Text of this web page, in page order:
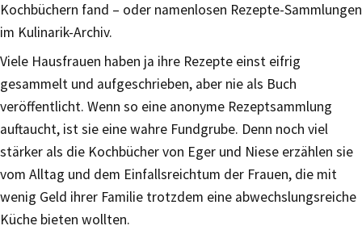
Kochbüchern fand – oder namenlosen Rezepte-Sammlungen
im Kulinarik-Archiv.
Viele Hausfrauen haben ja ihre Rezepte einst eifrig
gesammelt und aufgeschrieben, aber nie als Buch
veröffentlicht. Wenn so eine anonyme Rezeptsammlung
auftaucht, ist sie eine wahre Fundgrube. Denn noch viel
stärker als die Kochbücher von Eger und Niese erzählen sie
vom Alltag und dem Einfallsreichtum der Frauen, die mit
wenig Geld ihrer Familie trotzdem eine abwechslungsreiche
Küche bieten wollten.